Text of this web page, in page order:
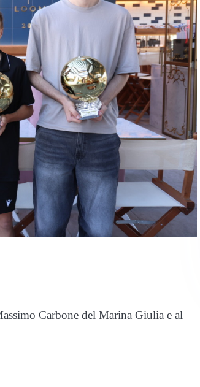
Carbone del Marina Giulia e al